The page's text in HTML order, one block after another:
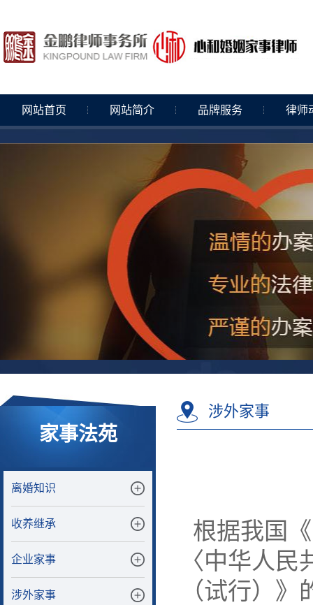
网站首页 网站简介 品牌服务 律师
家事法苑
离婚知识
收养继承
企业家事
涉外家事
涉外家事
根据我国
〈中华人
（试行）